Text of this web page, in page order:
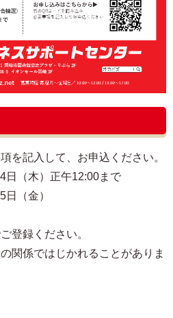
を記入して、お申込ください。
日（木）正午12:00まで
（金）
登録ください。
関係ではじかれることがありま